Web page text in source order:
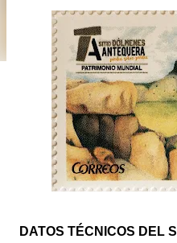
DATOS TÉCNICOS DEL